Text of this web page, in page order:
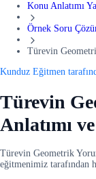
Konu Anlatımı
Örnek Soru
Türevin
Kunduz Eğitmen
Türevin
Anlatımı
Türevin Geometrik
eğitmenimiz tarafından